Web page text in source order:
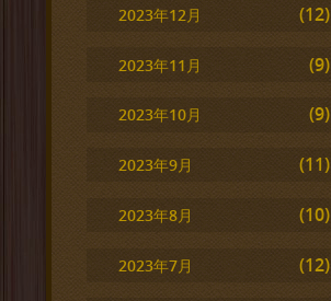
2023年12月 (12)
2023年11月 (9)
2023年10月 (9)
2023年9月 (11)
2023年8月 (10)
2023年7月 (12)